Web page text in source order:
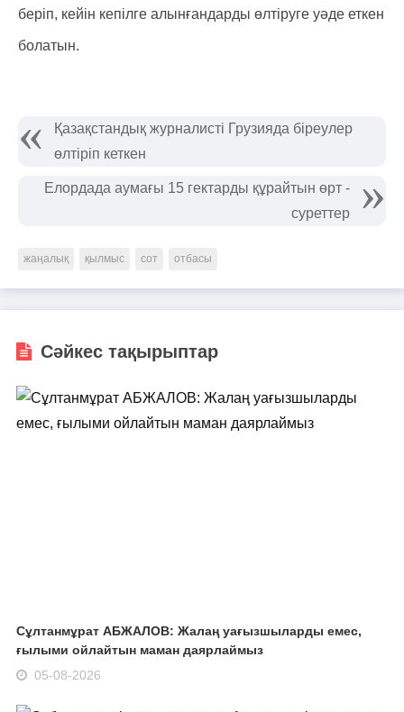
беріп, кейін кепілге алынғандарды өлтіруге уәде еткен
болатын.
Қазақстандық журналисті Грузияда біреулер
өлтіріп кеткен
Елордада аумағы 15 гектарды құрайтын өрт -
суреттер
жаңалық қылмыс сот отбасы
Сәйкес тақырыптар
Сұлтанмұрат АБЖАЛОВ: Жалаң уағызшыларды емес,
ғылыми ойлайтын маман даярлаймыз
05-08-2026